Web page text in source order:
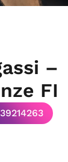
–
FI